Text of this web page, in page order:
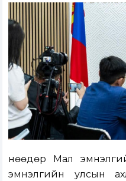
Өнөөдөр Мал
эмнэлгийн улсын